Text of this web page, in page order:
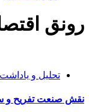
رونق
تحلیل و یاداشت
نقش صنعت تفریح و